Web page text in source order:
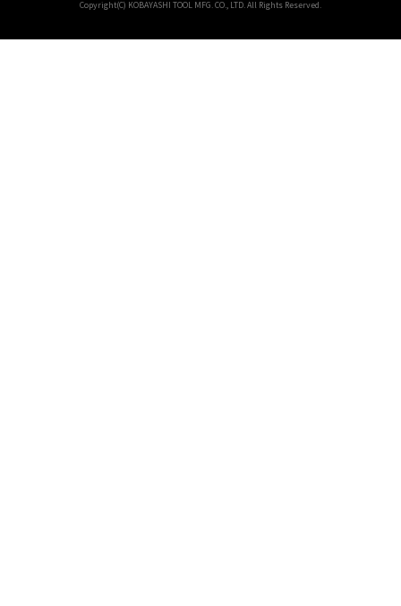
Copyright(C) KOBAYASHI TOOL MFG. CO., LTD. All Rights Reserved.